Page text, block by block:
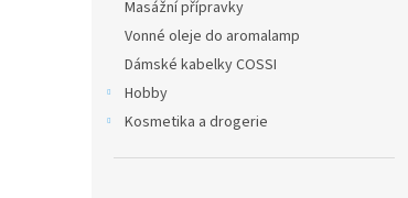
Masážní přípravky
Vonné oleje do aromalamp
Dámské kabelky COSSI
Hobby
Kosmetika a drogerie